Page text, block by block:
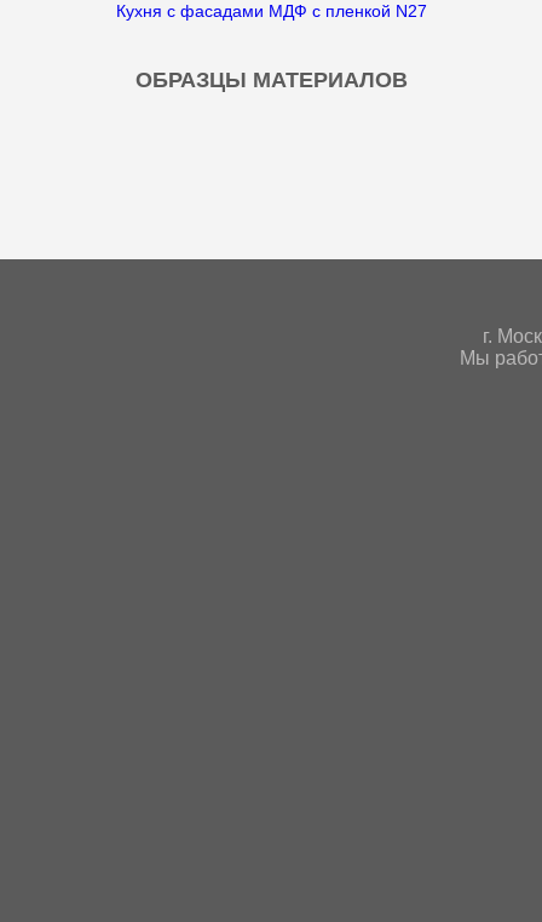
Кухня с фасадами МДФ с пленкой N27
ОБРАЗЦЫ МАТЕРИАЛОВ
г.
Мы